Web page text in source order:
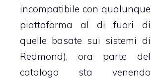
incompatibile con qualunque
piattaforma al di fuori di
quelle basate sui sistemi di
Redmond), ora parte del
catalogo sta venendo